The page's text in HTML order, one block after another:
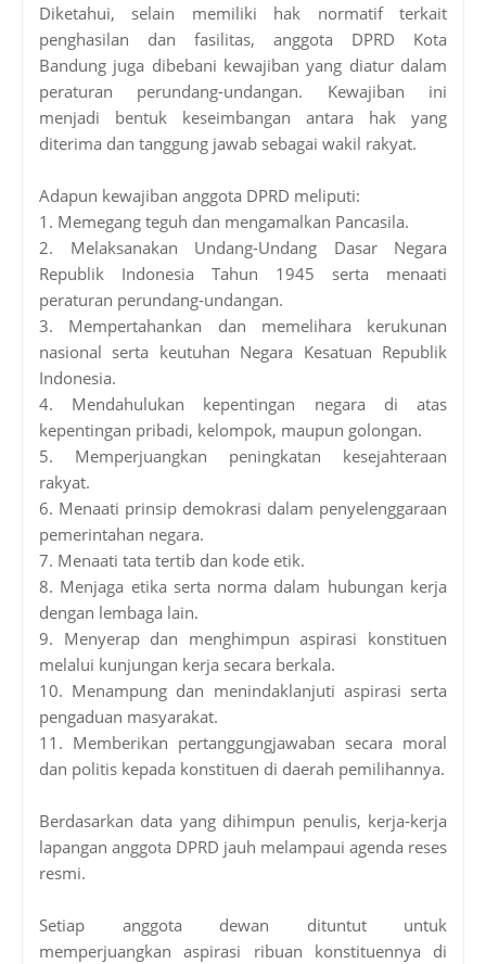
Diketahui, selain memiliki hak normatif terkait
penghasilan dan fasilitas, anggota DPRD Kota
Bandung juga dibebani kewajiban yang diatur dalam
peraturan perundang-undangan. Kewajiban ini
menjadi bentuk keseimbangan antara hak yang
diterima dan tanggung jawab sebagai wakil rakyat.
Adapun kewajiban anggota DPRD meliputi:
1. Memegang teguh dan mengamalkan Pancasila.
2. Melaksanakan Undang-Undang Dasar Negara
Republik Indonesia Tahun 1945 serta menaati
peraturan perundang-undangan.
3. Mempertahankan dan memelihara kerukunan
nasional serta keutuhan Negara Kesatuan Republik
Indonesia.
4. Mendahulukan kepentingan negara di atas
kepentingan pribadi, kelompok, maupun golongan.
5. Memperjuangkan peningkatan kesejahteraan
rakyat.
6. Menaati prinsip demokrasi dalam penyelenggaraan
pemerintahan negara.
7. Menaati tata tertib dan kode etik.
8. Menjaga etika serta norma dalam hubungan kerja
dengan lembaga lain.
9. Menyerap dan menghimpun aspirasi konstituen
melalui kunjungan kerja secara berkala.
10. Menampung dan menindaklanjuti aspirasi serta
pengaduan masyarakat.
11. Memberikan pertanggungjawaban secara moral
dan politis kepada konstituen di daerah pemilihannya.
Berdasarkan data yang dihimpun penulis, kerja-kerja
lapangan anggota DPRD jauh melampaui agenda reses
resmi.
Setiap anggota dewan dituntut untuk
memperjuangkan aspirasi ribuan konstituennya di